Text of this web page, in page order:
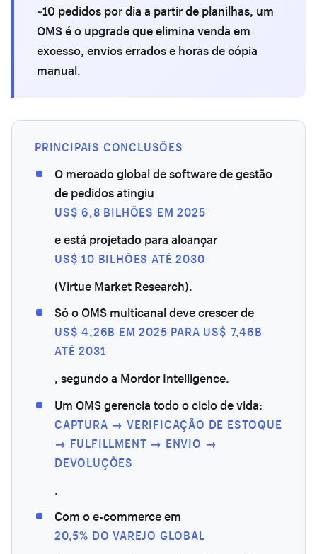
~10 pedidos por dia a partir de planilhas, um
OMS é o upgrade que elimina venda em
excesso, envios errados e horas de cópia
manual.
PRINCIPAIS CONCLUSÕES
O mercado global de software de gestão
de pedidos atingiu
US$ 6,8 BILHÕES EM 2025
e está projetado para alcançar
US$ 10 BILHÕES ATÉ 2030
(Virtue Market Research).
Só o OMS multicanal deve crescer de
US$ 4,26B EM 2025 PARA US$ 7,46B
ATÉ 2031
, segundo a Mordor Intelligence.
Um OMS gerencia todo o ciclo de vida:
CAPTURA → VERIFICAÇÃO DE ESTOQUE
→ FULFILLMENT → ENVIO →
DEVOLUÇÕES
.
Com o e-commerce em
20,5% DO VAREJO GLOBAL